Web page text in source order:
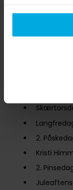
2.
Kristi
2.